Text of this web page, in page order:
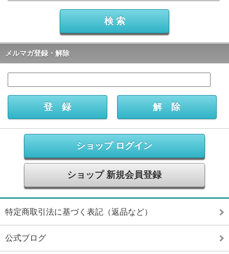
メルマガ登録・解除
ショップ ログイン
ショップ 新規会員登録
特定商取引法に基づく表記（返品など）
公式ブログ